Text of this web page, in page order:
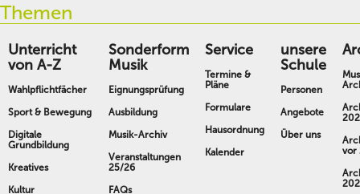
Themen
Unterricht
von A-Z
Wahlpflichtfächer
Sport & Bewegung
Digitale
Grundbildung
Kreatives
Kultur
Sonderform
Musik
Eignungsprüfung
Ausbildung
Musik-Archiv
Veranstaltungen
25/26
FAQs
Service
Termine &
Pläne
Formulare
Hausordnung
Kalender
unsere
Schule
Personen
Angebote
Über uns
vor